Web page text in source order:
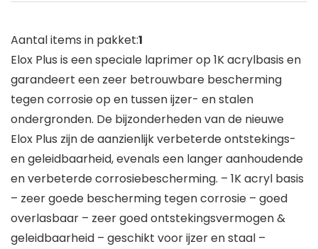
Aantal items in pakket:1
Elox Plus is een speciale laprimer op 1K acrylbasis en
garandeert een zeer betrouwbare bescherming
tegen corrosie op en tussen ijzer- en stalen
ondergronden. De bijzonderheden van de nieuwe
Elox Plus zijn de aanzienlijk verbeterde ontstekings-
en geleidbaarheid, evenals een langer aanhoudende
en verbeterde corrosiebescherming. – 1K acryl basis
– zeer goede bescherming tegen corrosie – goed
overlasbaar – zeer goed ontstekingsvermogen &
geleidbaarheid – geschikt voor ijzer en staal –